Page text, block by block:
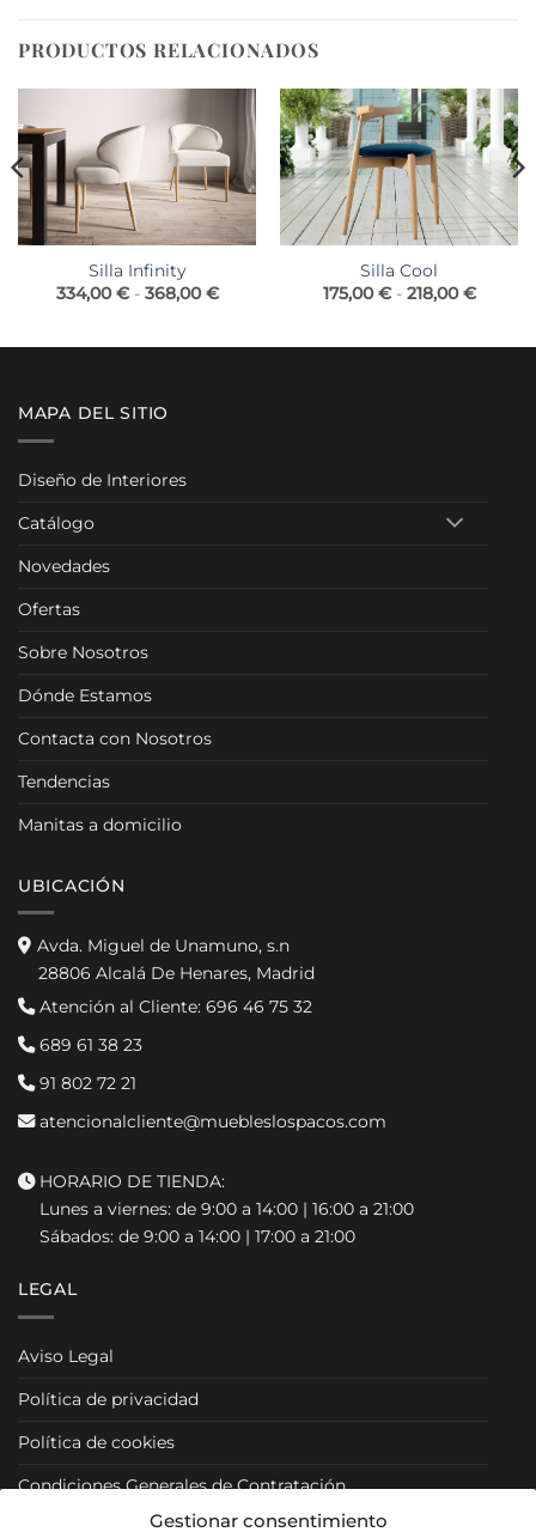
Gestionar consentimiento
PRODUCTOS RELACIONADOS
Silla Infinity
334,00€ - 368,00€Rango
334,00 €
Silla Cool
175,00€ - 218,00€Rango
175,00
MAPA DEL SITIO
Diseño de Interiores
Catálogo
Novedades
Ofertas
Sobre Nosotros
Dónde Estamos
Contacta con Nosotros
Tendencias
Manitas a domicilio
UBICACIÓN
Avda. Miguel de Unamuno, s.n
28806 Alcalá De Henares, Madrid
Atención al Cliente: 696 46 75 32
689 61 38 23
91 802 72 21
atencionalcliente@muebleslospacos.com
HORARIO DE TIENDA:
Lunes a viernes: de 9:00 a 14:00 | 16:00 a 21:00
Sábados: de 9:00 a 14:00 | 17:00 a 21:00
LEGAL
Aviso Legal
Política de privacidad
Política de cookies
Condiciones Generales de Contratación